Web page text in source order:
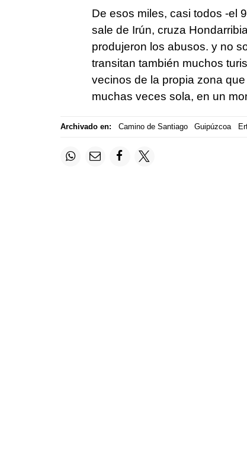
De esos miles, casi todos -el
sale de Irún, cruza
produjeron los abusos. y no
transitan también muchos
vecinos de la propia zona
muchas veces sola, en un
Archivado en: Camino de Santiago Guipúzcoa